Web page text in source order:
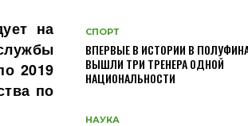
на
2019
по
СПОРТ
ВПЕРВЫЕ В ИСТОРИИ В
ВЫШЛИ ТРИ ТРЕНЕРА ОДНОЙ
НАЦИОНАЛЬНОСТИ
НАУКА